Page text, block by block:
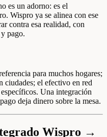
es un adorno: es el
Wispro ya se alinea con ese
contra esa realidad, con
pago.
para muchos hogares;
ciudades; el efectivo en red
Una integración
deja dinero sobre la mesa.
Wispro →